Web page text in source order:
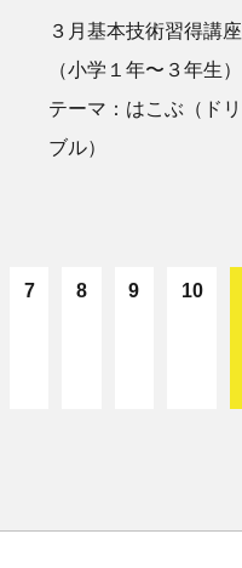
３月基本技術習得講座
（小学１年〜３年生）
テーマ：はこぶ（ドリ
ブル）
7 8 9 10